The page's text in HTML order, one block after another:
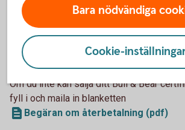
tillsammans med det av
grundprospektet innan du handlar.
grundprospekt finns att ladda ner på
Bull & Bear-certifikat - villkor och
Om du inte kan sälja ditt Bull & Bear
fyll i och maila in blanketten
Begäran om återbetalning (pdf)
Bara nödvändiga
Cookie-